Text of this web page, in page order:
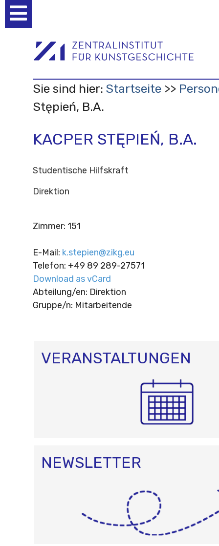
Werkzeuge
Sie sind hier: Startseite
Stępień, B.A.
KACPER STĘPIEŃ, B.A.
Studentische Hilfskraft
Direktion
Zimmer: 151
E-Mail: k.stepien@zikg.eu
Telefon: +49 89 289-27571
Download as vCard
Abteilung/en: Direktion
Gruppe/n: Mitarbeitende
VERANSTALTUNGEN
NEWSLETTER